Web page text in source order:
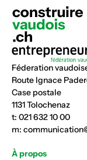
Féderation
Route Ignace
Case postale
1131 Tolochenaz
t: 021 632 10 00
m:
À propos